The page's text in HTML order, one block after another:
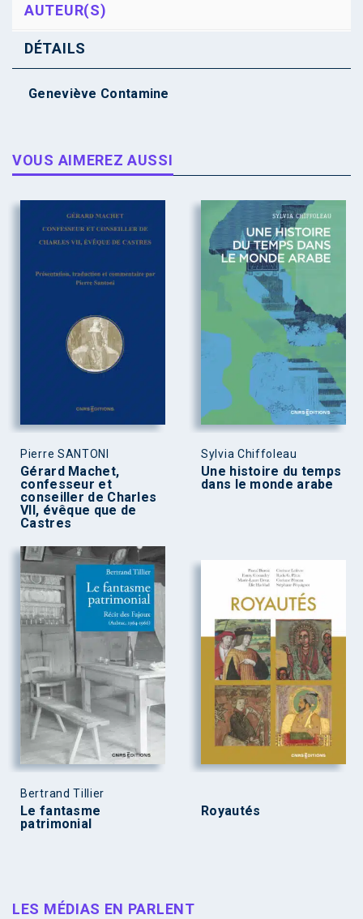
AUTEUR(S)
DÉTAILS
Geneviève Contamine
VOUS AIMEREZ AUSSI
Pierre SANTONI
Gérard Machet,
confesseur et
conseiller de Charles
VII, évêque que de
Castres
Sylvia Chiffoleau
Une histoire du temps
dans le monde arabe
Bertrand Tillier
Le fantasme
patrimonial
Royautés
LES MÉDIAS EN PARLENT